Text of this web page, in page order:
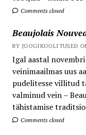
Comments closed
Beaujolais
BY JOOGIKOOLITUSED
Igal aastal
veinimaailmas uus
pudelitesse villitud
valminud vein –
tähistamise
Comments closed